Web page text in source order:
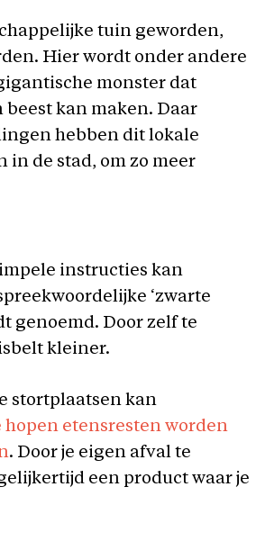
tuin geworden,
Hier wordt onder andere
monster dat
kan maken. Daar
hebben dit lokale
de stad, om zo meer
instructies kan
‘zwarte
genoemd. Door zelf te
kleiner.
stortplaatsen kan
hopen etensresten worden
. Door je eigen afval te
een product waar je